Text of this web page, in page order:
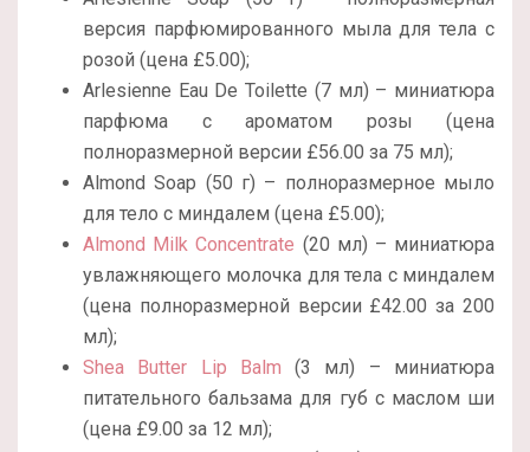
версия парфюмированного мыла для тела с
розой (цена £5.00);
Arlesienne Eau De Toilette (7 мл) – миниатюра
парфюма с ароматом розы (цена
полноразмерной версии £56.00 за 75 мл);
Almond Soap (50 г) – полноразмерное мыло
для тело с миндалем (цена £5.00);
Almond Milk Concentrate (20 мл) – миниатюра
увлажняющего молочка для тела с миндалем
(цена полноразмерной версии £42.00 за 200
мл);
Shea Butter Lip Balm (3 мл) – миниатюра
питательного бальзама для губ с маслом ши
(цена £9.00 за 12 мл);